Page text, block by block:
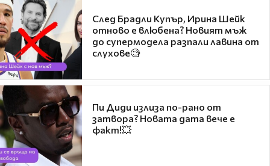
След Брадли Купър, Ирина Шейк
отново е влюбена? Новият мъж
до супермодела разпали лавина от
слухове🧐
Пи Диди излиза по-рано от
затвора? Новата дата вече е
факт!💥